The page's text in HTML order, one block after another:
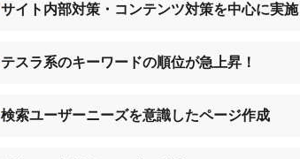
サイト内部対策・コンテンツ対策を中心に実施
テスラ系のキーワードの順位が急上昇！
検索ユーザーニーズを意識したページ作成